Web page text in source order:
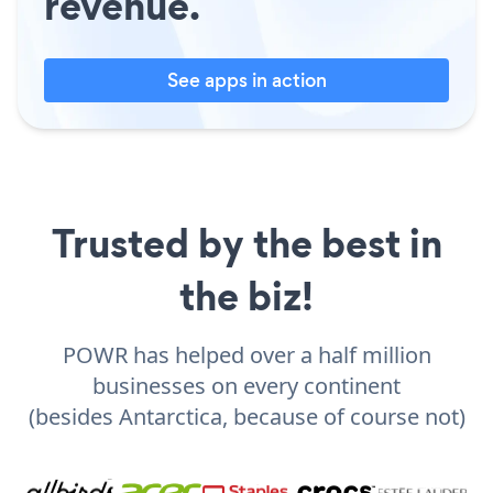
See apps in action
Trusted by the best in
the biz!
POWR has helped over a half million
businesses on every continent
(besides Antarctica, because of course not)